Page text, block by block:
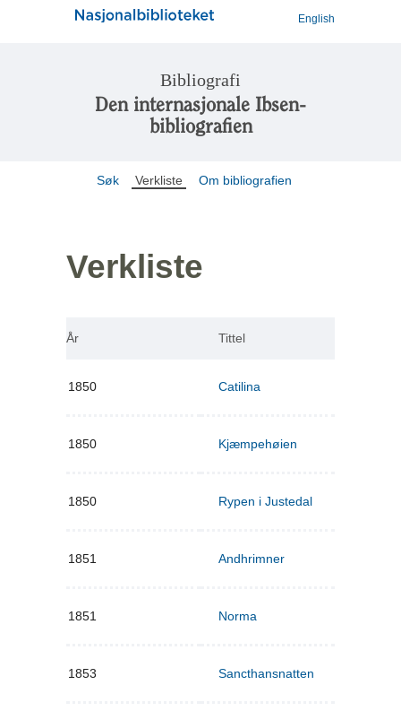
English
Bibliografi
Den internasjonale Ibsen-
bibliografien
Søk Verkliste Om bibliografien
Verkliste
År Tittel
1850 Catilina
1850 Kjæmpehøien
1850 Rypen i Justedal
1851 Andhrimner
1851 Norma
1853 Sancthansnatten